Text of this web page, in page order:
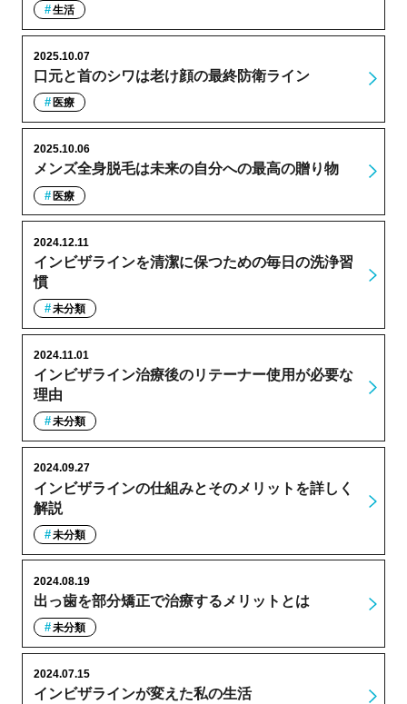
生活
口元と首のシワは老け顔の最終防衛ライン
2025.10.07
医療
メンズ全身脱毛は未来の自分への最高の贈り物
2025.10.06
医療
インビザラインを清潔に保つための毎日の洗浄習
慣
2024.12.11
未分類
インビザライン治療後のリテーナー使用が必要な
理由
2024.11.01
未分類
インビザラインの仕組みとそのメリットを詳しく
解説
2024.09.27
未分類
出っ歯を部分矯正で治療するメリットとは
2024.08.19
未分類
インビザラインが変えた私の生活
2024.07.15